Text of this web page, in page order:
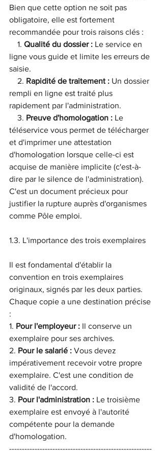
Bien que cette option ne soit pas
obligatoire, elle est fortement
recommandée pour trois raisons clés :
1. Qualité du dossier : Le service en
ligne vous guide et limite les erreurs de
saisie.
2. Rapidité de traitement : Un dossier
rempli en ligne est traité plus
rapidement par l'administration.
3. Preuve d'homologation : Le
téléservice vous permet de télécharger
et d'imprimer une attestation
d'homologation lorsque celle-ci est
acquise de manière implicite (c'est-à-
dire par le silence de l'administration).
C'est un document précieux pour
justifier la rupture auprès d'organismes
comme Pôle emploi.
1.3. L'importance des trois exemplaires
Il est fondamental d'établir la
convention en trois exemplaires
originaux, signés par les deux parties.
Chaque copie a une destination précise
:
1. Pour l'employeur : Il conserve un
exemplaire pour ses archives.
2. Pour le salarié : Vous devez
impérativement recevoir votre propre
exemplaire. C'est une condition de
validité de l'accord.
3. Pour l'administration : Le troisième
exemplaire est envoyé à l'autorité
compétente pour la demande
d'homologation.
--------------------------------------------------------